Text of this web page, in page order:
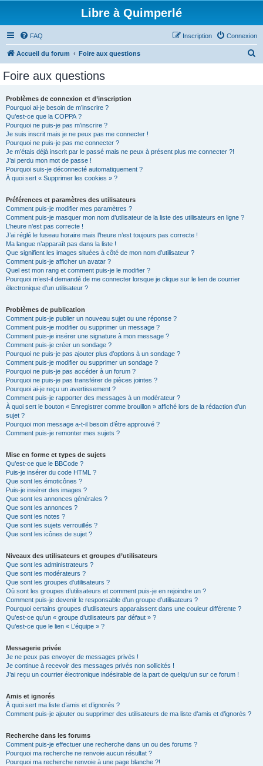
Libre à Quimperlé
FAQ Connexion
Inscription
Accueil du forum Foire aux questions
Foire aux questions
Problèmes de connexion et d’inscription
Pourquoi ai-je besoin de m’inscrire ?
Qu’est-ce que la COPPA ?
Pourquoi ne puis-je pas m’inscrire ?
Je suis inscrit mais je ne peux pas me connecter !
Pourquoi ne puis-je pas me connecter ?
Je m’étais déjà inscrit par le passé mais ne peux à présent plus me connecter ?!
J’ai perdu mon mot de passe !
Pourquoi suis-je déconnecté automatiquement ?
À quoi sert « Supprimer les cookies » ?
Préférences et paramètres des utilisateurs
Comment puis-je modifier mes paramètres ?
Comment puis-je masquer mon nom d’utilisateur de la liste des utilisateurs en ligne ?
L’heure n’est pas correcte !
J’ai réglé le fuseau horaire mais l’heure n’est toujours pas correcte !
Ma langue n’apparaît pas dans la liste !
Que signifient les images situées à côté de mon nom d’utilisateur ?
Comment puis-je afficher un avatar ?
Quel est mon rang et comment puis-je le modifier ?
Pourquoi m’est-il demandé de me connecter lorsque je clique sur le lien de courrier
électronique d’un utilisateur ?
Problèmes de publication
Comment puis-je publier un nouveau sujet ou une réponse ?
Comment puis-je modifier ou supprimer un message ?
Comment puis-je insérer une signature à mon message ?
Comment puis-je créer un sondage ?
Pourquoi ne puis-je pas ajouter plus d’options à un sondage ?
Comment puis-je modifier ou supprimer un sondage ?
Pourquoi ne puis-je pas accéder à un forum ?
Pourquoi ne puis-je pas transférer de pièces jointes ?
Pourquoi ai-je reçu un avertissement ?
Comment puis-je rapporter des messages à un modérateur ?
À quoi sert le bouton « Enregistrer comme brouillon » affiché lors de la rédaction d’un
sujet ?
Pourquoi mon message a-t-il besoin d’être approuvé ?
Comment puis-je remonter mes sujets ?
Mise en forme et types de sujets
Qu’est-ce que le BBCode ?
Puis-je insérer du code HTML ?
Que sont les émoticônes ?
Puis-je insérer des images ?
Que sont les annonces générales ?
Que sont les annonces ?
Que sont les notes ?
Que sont les sujets verrouillés ?
Que sont les icônes de sujet ?
Niveaux des utilisateurs et groupes d’utilisateurs
Que sont les administrateurs ?
Que sont les modérateurs ?
Que sont les groupes d’utilisateurs ?
Où sont les groupes d’utilisateurs et comment puis-je en rejoindre un ?
Comment puis-je devenir le responsable d’un groupe d’utilisateurs ?
Pourquoi certains groupes d’utilisateurs apparaissent dans une couleur différente ?
Qu’est-ce qu’un « groupe d’utilisateurs par défaut » ?
Qu’est-ce que le lien « L’équipe » ?
Messagerie privée
Je ne peux pas envoyer de messages privés !
Je continue à recevoir des messages privés non sollicités !
J’ai reçu un courrier électronique indésirable de la part de quelqu’un sur ce forum !
Amis et ignorés
À quoi sert ma liste d’amis et d’ignorés ?
Comment puis-je ajouter ou supprimer des utilisateurs de ma liste d’amis et d’ignorés ?
Recherche dans les forums
Comment puis-je effectuer une recherche dans un ou des forums ?
Pourquoi ma recherche ne renvoie aucun résultat ?
Pourquoi ma recherche renvoie à une page blanche ?!